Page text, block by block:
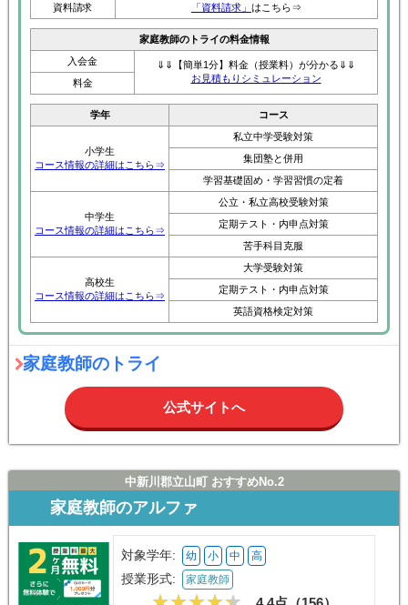
資料請求
「資料請求」 はこちら⇒
家庭教師のトライの料金情報
入会金
⇓⇓【簡単1分】料金（授業料）が分かる⇓⇓
お見積もりシミュレーション
料金
学年 コース
小学生
コース情報の詳細はこちら⇒
私立中学受験対策
集団塾と併用
学習基礎固め・学習習慣の定着
中学生
コース情報の詳細はこちら⇒
公立・私立高校受験対策
定期テスト・内申点対策
苦手科目克服
高校生
コース情報の詳細はこちら⇒
大学受験対策
定期テスト・内申点対策
英語資格検定対策
家庭教師のトライ
公式サイトへ
中新川郡立山町 おすすめNo.2
家庭教師のアルファ
対象学年: 幼 小 中 高
授業形式: 家庭教師